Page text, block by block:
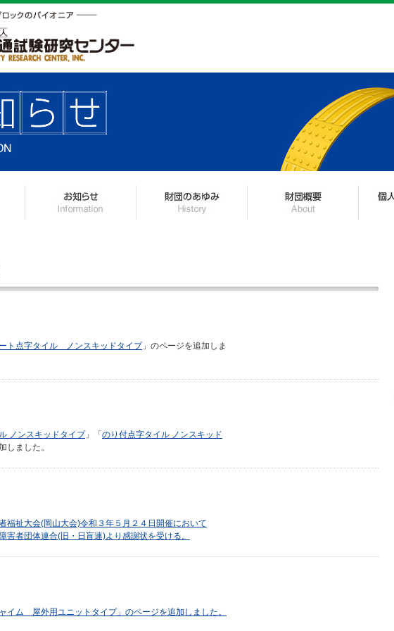
ト点字タイル ノンスキッドタイプ」のページを追加しま
ノンスキッドタイプ」「 のり付点字タイル ノンスキッド
しました。
福祉大会(岡山大会)令和３年５月２４日開催において
害者団体連合(旧・日盲連)より感謝状を受ける。
イム 屋外用ユニットタイプ」のページを追加しました。